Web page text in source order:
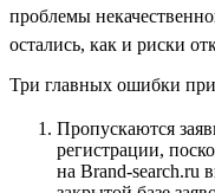
проблемы
остались, как и риски
Три главных ошибки
Пропускаются
регистрации,
на Brand-search.ru